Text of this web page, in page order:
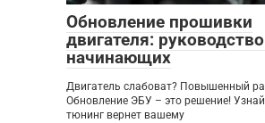
Обновление прошивки
двигателя:
начинающих
Двигатель слабоват? Повышенный
Обновление ЭБУ – это решение!
тюнинг вернет вашему